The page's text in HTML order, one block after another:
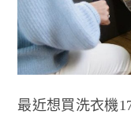
最近想買洗衣機